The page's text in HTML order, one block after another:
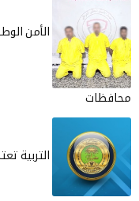
محافظات
التربية